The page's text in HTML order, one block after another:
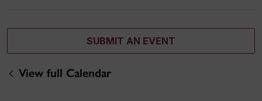
SUBMIT AN EVENT
View full Calendar